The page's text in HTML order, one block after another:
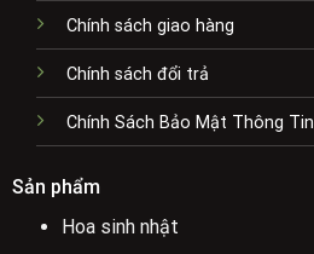
Chính sách giao hàng
Chính sách đổi trả
Chính Sách Bảo Mật Thông Tin
Sản phẩm
Hoa sinh nhật